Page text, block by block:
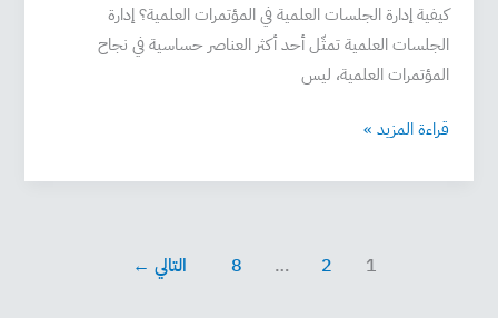
كيفية إدارة الجلسات العلمية في المؤتمرات العلمية؟ إدارة
الجلسات العلمية تمثّل أحد أكثر العناصر حساسية في نجاح
المؤتمرات العلمية، ليس
قراءة المزيد »
1
2
…
8 التالي ←